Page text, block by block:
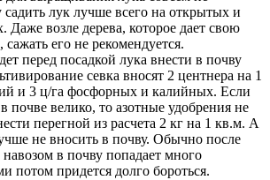
лук лучше всего на открытых и
Даже возле дерева, которое дает свою
сажать его не рекомендуется.
перед посадкой лука внести в почву
севка вносят 2 центнера на 1
и 3 ц/га фосфорных и калийных. Если
почве велико, то азотные удобрения не
перегной из расчета 2 кг на 1 кв.м. А
не вносить в почву. Обычно после
навозом в почву попадает много
потом придется долго бороться.